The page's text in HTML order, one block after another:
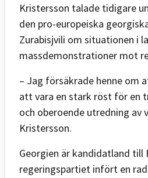
Kristersson talade tidigare
den pro-europeiska
Zurabisjvili om situationen i
massdemonstrationer mot
– Jag försäkrade henne om
att vara en stark röst för en
och oberoende utredning av
Kristersson.
Georgien är kandidatland till
regeringspartiet infört en